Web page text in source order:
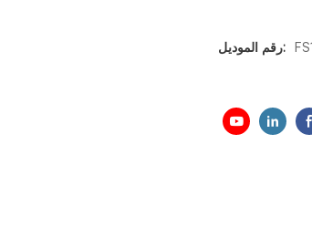
رقم الموديل: